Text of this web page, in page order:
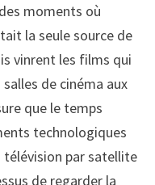
moments où
la seule source de
vinrent les films qui
de cinéma aux
que le temps
technologiques
télévision par satellite
de regarder la